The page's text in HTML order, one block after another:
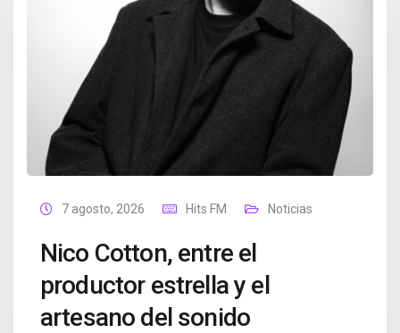
7 agosto, 2026 Hits FM Noticias
Nico Cotton, entre el
productor estrella y el
artesano del sonido